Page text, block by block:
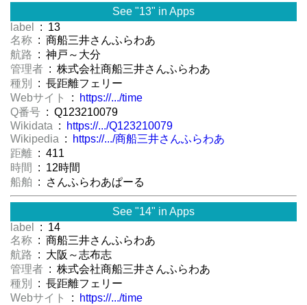
See "13" in Apps
label
: 13
名称 : 商船三井さんふらわあ
航路 : 神戸～大分
管理者 : 株式会社商船三井さんふらわあ
種別
: 長距離フェリー
Webサイト
:
https://.../time
Q番号 : Q123210079
Wikidata :
https://.../Q123210079
Wikipedia :
https://.../商船三井さんふらわあ
距離 : 411
時間
: 12時間
船舶 : さんふらわあぱーる
See "14" in Apps
label
: 14
名称 : 商船三井さんふらわあ
航路 : 大阪～志布志
管理者 : 株式会社商船三井さんふらわあ
種別
: 長距離フェリー
Webサイト
:
https://.../time